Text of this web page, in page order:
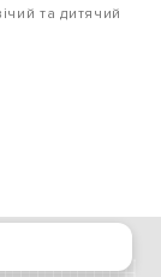
та дитячий